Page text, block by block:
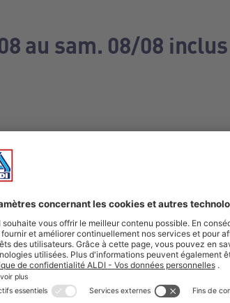
au sam. 08/08 inclus
ne manquez aucune de nos offres.